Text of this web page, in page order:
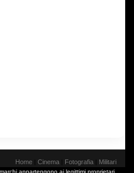
Home Cinema Fotografia Militari
appartengono ai legittimi proprietari.